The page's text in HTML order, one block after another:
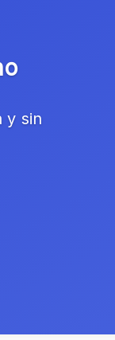
y sin